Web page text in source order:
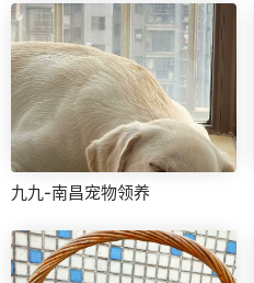
九九-南昌宠物领养